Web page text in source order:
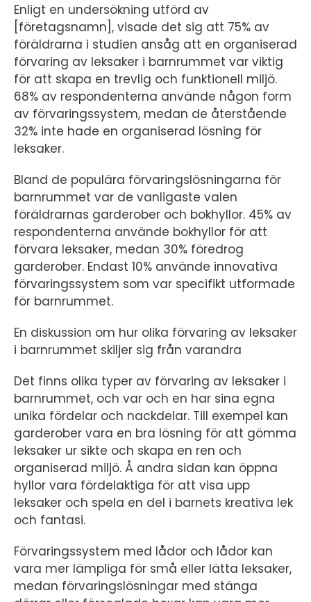
Enligt en undersökning utförd av
[företagsnamn], visade det sig att 75% av
föräldrarna i studien ansåg att en organiserad
förvaring av leksaker i barnrummet var viktig
för att skapa en trevlig och funktionell miljö.
68% av respondenterna använde någon form
av förvaringssystem, medan de återstående
32% inte hade en organiserad lösning för
leksaker.
Bland de populära förvaringslösningarna för
barnrummet var de vanligaste valen
föräldrarnas garderober och bokhyllor. 45% av
respondenterna använde bokhyllor för att
förvara leksaker, medan 30% föredrog
garderober. Endast 10% använde innovativa
förvaringssystem som var specifikt utformade
för barnrummet.
En diskussion om hur olika förvaring av leksaker
i barnrummet skiljer sig från varandra
Det finns olika typer av förvaring av leksaker i
barnrummet, och var och en har sina egna
unika fördelar och nackdelar. Till exempel kan
garderober vara en bra lösning för att gömma
leksaker ur sikte och skapa en ren och
organiserad miljö. Å andra sidan kan öppna
hyllor vara fördelaktiga för att visa upp
leksaker och spela en del i barnets kreativa lek
och fantasi.
Förvaringssystem med lådor och lådor kan
vara mer lämpliga för små eller lätta leksaker,
medan förvaringslösningar med stänga